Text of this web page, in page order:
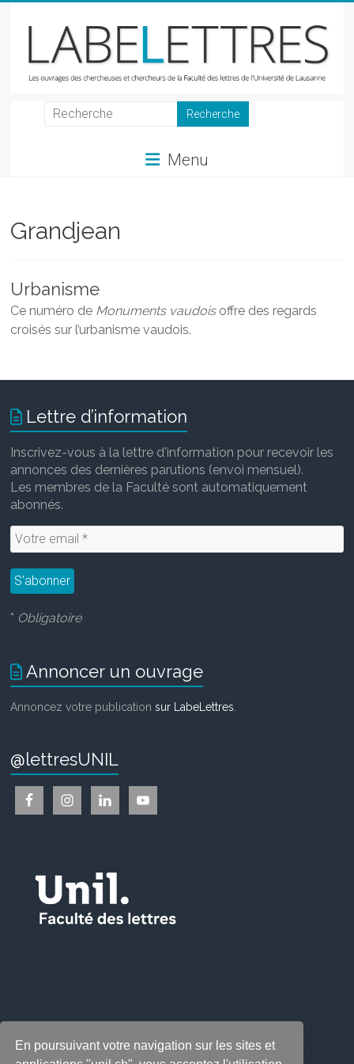
En poursuivant votre navigation sur les sites et
LabeLettres
et
chercheurs
Faculté
des
lettres
Menu
Grandjean
Urbanisme
Ce numéro de Monuments vaudoisoffre des regards
croisés sur l’urbanisme vaudois.
Lettre d’information
Inscrivez-vous à la lettre d'information pour recevoir les
annonces des dernières parutions (envoi mensuel).
Les membres de la Faculté sont automatiquement
abonnés.
* Obligatoire
Annoncer un ouvrage
Annoncez votre publicationsur LabeLettres
@lettresUNIL